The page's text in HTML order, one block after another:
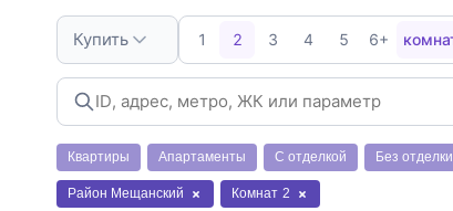
Купить 1 2 3 4 5 6+
Квартиры Апартаменты С отделкой Без отделки
Район Мещанский Комнат 2